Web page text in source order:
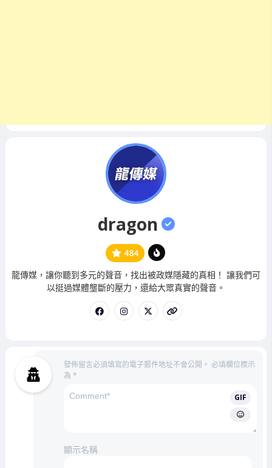
dragon
484
管
理
龍傳媒，讓你聽到多元的聲音，找出被政媒隱藏的真相！ 讓我們可
以挺過媒體壟斷的壓力，還給大眾真實的聲音。
發佈留言必須填寫的電子郵件地址不會公開。 必填欄位標示
為 *
GIF
顯示名稱